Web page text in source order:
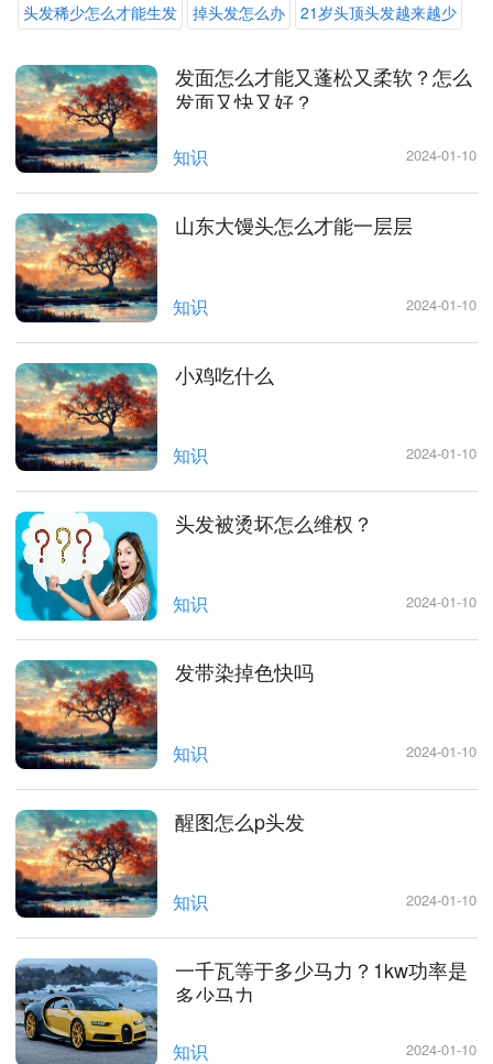
头发稀少怎么才能生发 掉头发怎么办 21岁头顶头发越来越少
发面怎么才能又蓬松又柔软？怎么
发面又快又好？
知识 2024-01-10
山东大馒头怎么才能一层层
知识 2024-01-10
小鸡吃什么
知识 2024-01-10
头发被烫坏怎么维权？
知识 2024-01-10
发带染掉色快吗
知识 2024-01-10
醒图怎么p头发
知识 2024-01-10
一千瓦等于多少马力？1kw功率是
多少马力
知识 2024-01-10